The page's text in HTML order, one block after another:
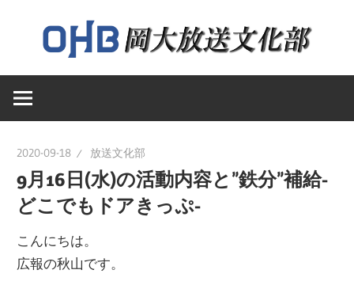
ン
へ
大
岡
大
送
文
化
部
の
2020-09-18 放送文化部
9月16日(水)の活動内容と”鉄分”補給-
どこでもドアきっぷ-
こんにちは。
広報の秋山です。